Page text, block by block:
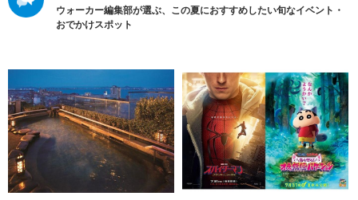
ウォーカー編集部が選ぶ、この夏におすすめしたい旬なイベント・
おでかけスポット